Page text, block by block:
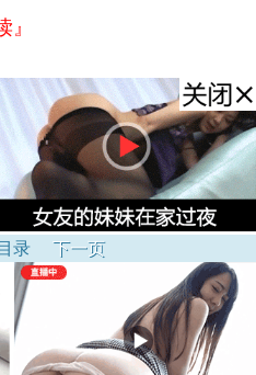
』
目录 下一页